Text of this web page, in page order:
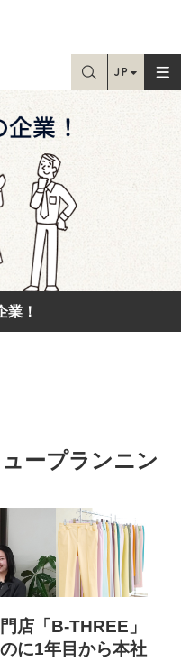
検索できます
JP
の方
業
業！
ープランニン
店「B-THREE」
に1年目から本社